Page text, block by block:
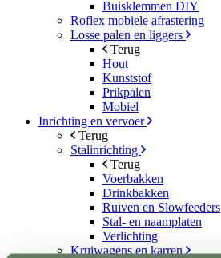
Buisklemmen DIY
Roflex mobiele afrastering
Losse palen en liggers
Terug
Hout
Kunststof
Prikpalen
Mobiel
Inrichting en vervoer
Terug
Stalinrichting
Terug
Voerbakken
Drinkbakken
Ruiven en Slowfeeders
Stal- en naamplaten
Verlichting
Kruiwagens en karren